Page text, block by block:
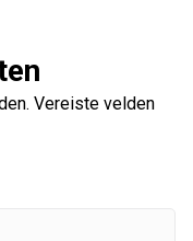
Vereiste velden